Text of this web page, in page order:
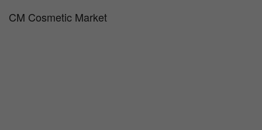
CM Cosmetic Market